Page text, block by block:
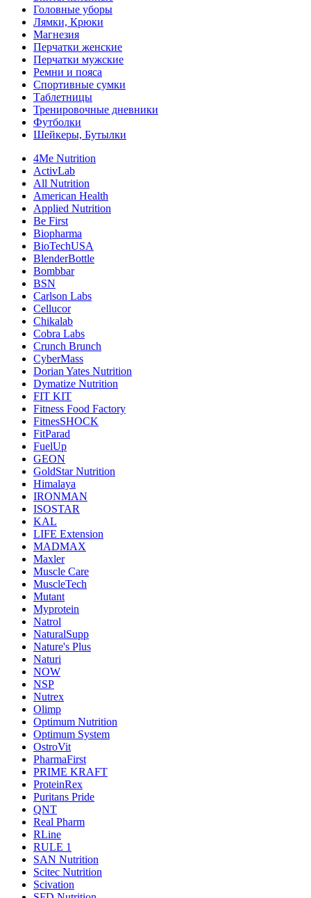
Головные уборы
Лямки, Крюки
Магнезия
Перчатки женские
Перчатки мужские
Ремни и пояса
Спортивные сумки
Таблетницы
Тренировочные дневники
Футболки
Шейкеры, Бутылки
4Me Nutrition
ActivLab
All Nutrition
American Health
Applied Nutrition
Be First
Biopharma
BioTechUSA
BlenderBottle
Bombbar
BSN
Carlson Labs
Cellucor
Chikalab
Cobra Labs
Crunch Brunch
CyberMass
Dorian Yates Nutrition
Dymatize Nutrition
FIT KIT
Fitness Food Factory
FitnesSHOCK
FitParad
FuelUp
GEON
GoldStar Nutrition
Himalaya
IRONMAN
ISOSTAR
KAL
LIFE Extension
MADMAX
Maxler
Muscle Care
MuscleTech
Mutant
Myprotein
Natrol
NaturalSupp
Nature's Plus
Naturi
NOW
NSP
Nutrex
Olimp
Optimum Nutrition
Optimum System
OstroVit
PharmaFirst
PRIME KRAFT
ProteinRex
Puritans Pride
QNT
Real Pharm
RLine
RULE 1
SAN Nutrition
Scitec Nutrition
Scivation